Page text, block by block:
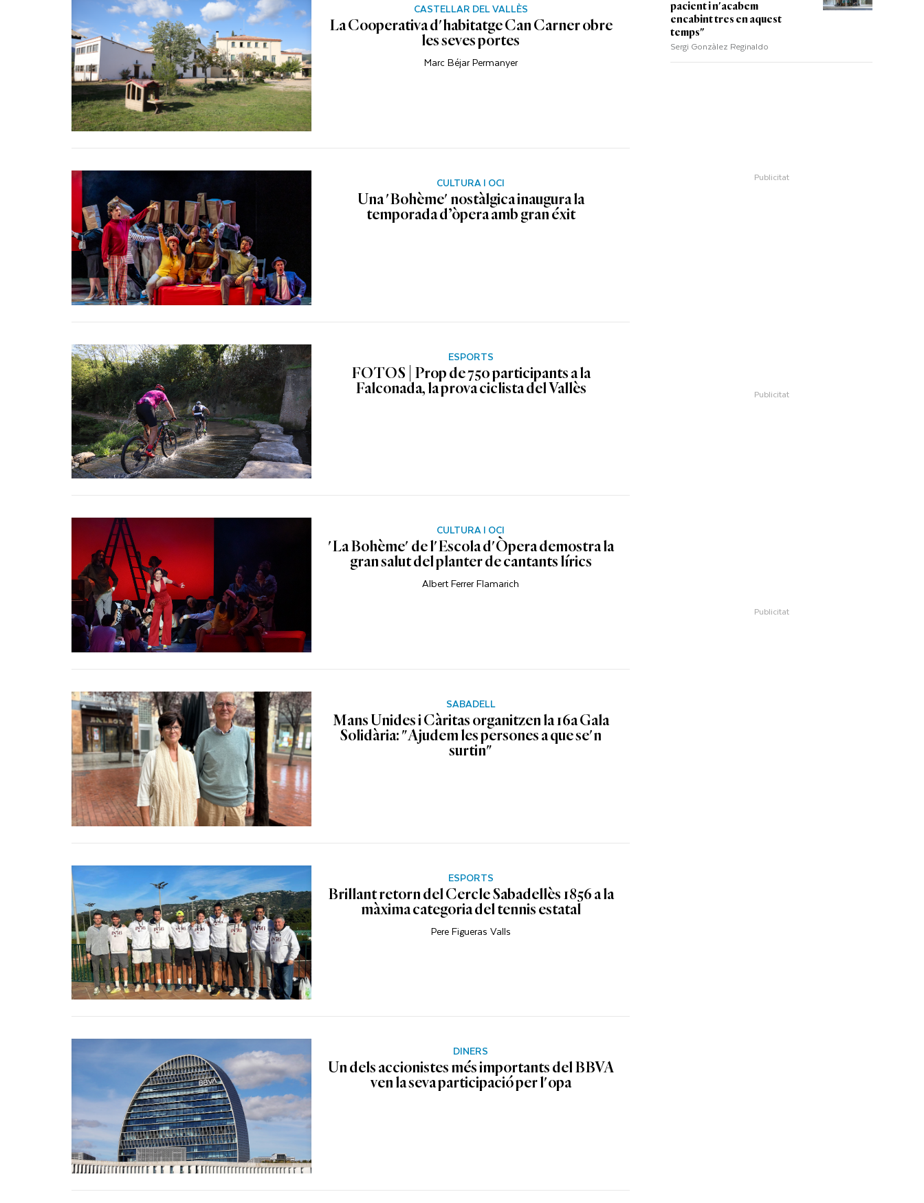
CASTELLAR DEL VALLÈS
La Cooperativa d'habitatge Can Carner obre
les seves portes
Marc Béjar Permanyer
CULTURA I OCI
Una 'Bohème' nostàlgica inaugura la
temporada d’òpera amb gran éxit
ESPORTS
FOTOS | Prop de 750 participants a la
Falconada, la prova ciclista del Vallès
CULTURA I OCI
'La Bohème' de l'Escola d'Òpera demostra la
gran salut del planter de cantants lírics
Albert Ferrer Flamarich
SABADELL
Mans Unides i Càritas organitzen la 16a Gala
Solidària: "Ajudem les persones a que se'n
surtin"
ESPORTS
Brillant retorn del Cercle Sabadellès 1856 a la
màxima categoria del tennis estatal
Pere Figueras Valls
DINERS
Un dels accionistes més importants del BBVA
ven la seva participació per l'opa
pacient i n'acabem
encabint tres en aquest
temps"
Sergi Gonzàlez Reginaldo